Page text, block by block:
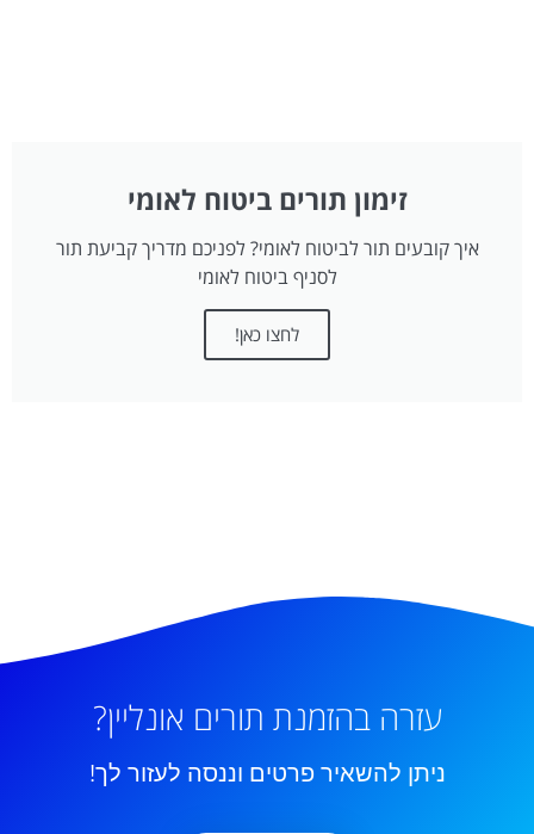
זימון תורים ביטוח לאומי
איך קובעים תור לביטוח לאומי? לפניכם מדריך קביעת תור
לסניף ביטוח לאומי
לחצו כאן!
עזרה בהזמנת תורים אונליין?
ניתן להשאיר פרטים וננסה לעזור לך!